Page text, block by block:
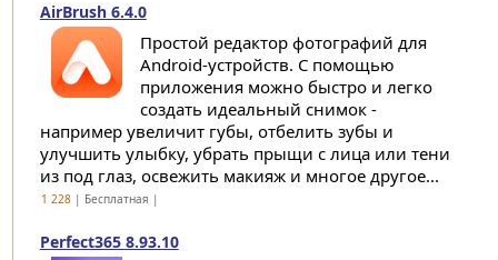
AirBrush 6.4.0
Простой редактор фотографий для
Android-устройств. С помощью
приложения можно быстро и легко
создать идеальный снимок -
например увеличит губы, отбелить зубы и
улучшить улыбку, убрать прыщи с лица или тени
из под глаз, освежить макияж и многое другое...
1 228| Бесплатная |
Perfect365 8.93.10